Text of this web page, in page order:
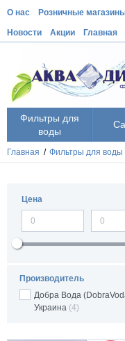
О нас Розничные
Новости Акции Главная
Фильтры для
воды
Главная / Фильтры для воды
Цена
Производитель
Добра Вода
Украина (4)